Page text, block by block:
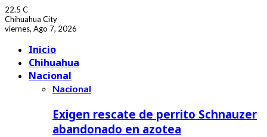
22.5 C
Chihuahua City
viernes, Ago 7, 2026
Inicio
Chihuahua
Nacional
Nacional
Exigen rescate de perrito Schnauzer
abandonado en azotea